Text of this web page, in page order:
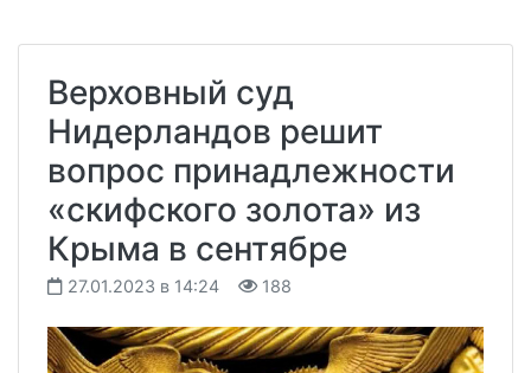
Верховный суд
Нидерландов решит
вопрос принадлежности
«скифского золота» из
Крыма в сентябре
27.01.2023 в 14:24 188